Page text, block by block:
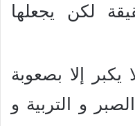
لكن يجعلها
إلا بصعوبة
و التربية و